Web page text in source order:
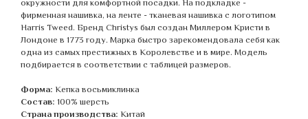
окружности для комфортной посадки. На подкладке -
фирменная нашивка, на ленте - тканевая нашивка с логотипом
Harris Tweed. Бренд Christys был создан Миллером Кристи в
Лондоне в 1773 году. Марка быстро зарекомендовала себя как
одна из самых престижных в Королевстве и в мире. Модель
подбирается в соответствии с таблицей размеров.
Форма: Кепка восьмиклинка
Состав: 100% шерсть
Страна производства: Китай